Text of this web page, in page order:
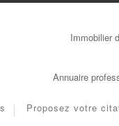
Immobilier
Annuaire
Proposez votre